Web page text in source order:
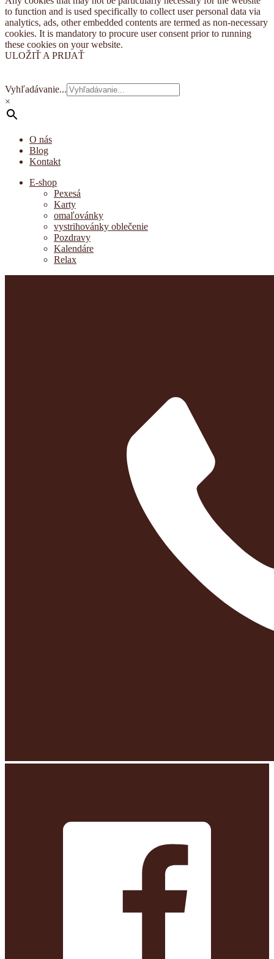
to function and is used specifically to collect user personal data via
analytics, ads, other embedded contents are termed as non-necessary
cookies. It is mandatory to procure user consent prior to running
these cookies on your website.
ULOŽIŤ A PRIJAŤ
Vyhľadávanie...
×
O nás
Blog
Kontakt
E-shop
Pexesá
Karty
omaľovánky
vystrihovánky oblečenie
Pozdravy
Kalendáre
Relax